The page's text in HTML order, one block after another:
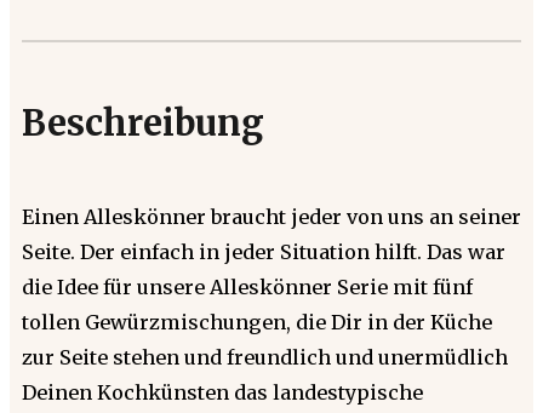
Beschreibung
Einen Alleskönner braucht jeder von uns an seiner
Seite. Der einfach in jeder Situation hilft. Das war
die Idee für unsere Alleskönner Serie mit fünf
tollen Gewürzmischungen, die Dir in der Küche
zur Seite stehen und freundlich und unermüdlich
Deinen Kochkünsten das landestypische